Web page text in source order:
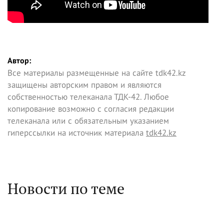
Автор:
Все материалы размещенные на сайте tdk42.kz
защищены авторским правом и являются
собственностью телеканала ТДК-42. Любое
копирование возможно с согласия редакции
телеканала или с обязательным указанием
гиперссылки на источник материала tdk42.kz
Новости по теме